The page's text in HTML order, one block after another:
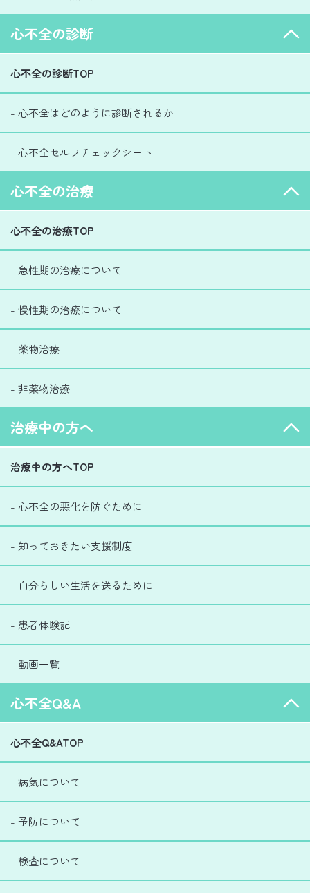
心不全の診断
心不全の診断TOP
- 心不全はどのように診断されるか
- 心不全セルフチェックシート
心不全の治療
心不全の治療TOP
- 急性期の治療について
- 慢性期の治療について
- 薬物治療
- 非薬物治療
治療中の方へ
治療中の方へTOP
- 心不全の悪化を防ぐために
- 知っておきたい支援制度
- 自分らしい生活を送るために
- 患者体験記
- 動画一覧
心不全Q&A
心不全Q&ATOP
- 病気について
- 予防について
- 検査について